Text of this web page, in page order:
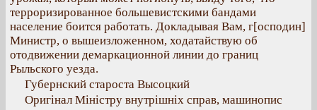
терроризированное большевистскими бандами
население боится работать. Докладывая Вам, г[осподин]
Министр, о вышеизложенном, ходатайствую об
отодвижении демаркационной линии до границ
Рыльского уезда.
Губернский староста Высоцкий
Оригінал Міністру внутрішніх справ, машинопис